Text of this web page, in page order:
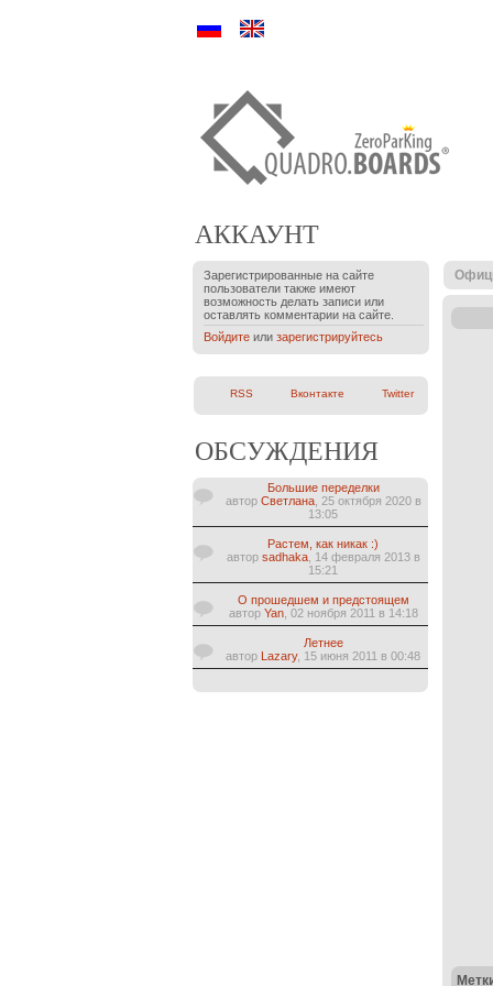
Ру En
АККАУНТ
Зарегистрированные на сайте
пользователи также имеют
возможность делать записи или
оставлять комментарии на сайте.
Войдитеили зарегистрируйтесь
RSS Вконтакте Twitter
ОБСУЖДЕНИЯ
Большие переделки
автор Светлана, 25 октября 2020 в
13:05
Растем, как никак :)
автор sadhaka, 14 февраля 2013 в
15:21
О прошедшем и предстоящем
автор Yan, 02 ноября 2011 в 14:18
Летнее
автор Lazary, 15 июня 2011 в 00:48